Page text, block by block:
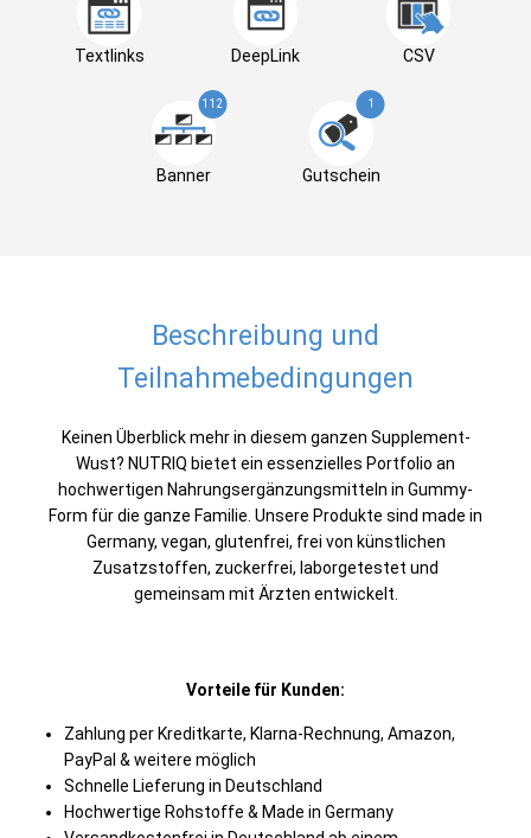
Textlinks DeepLink CSV
112
Banner
1
Gutschein
Beschreibung und
Teilnahmebedingungen
Keinen Überblick mehr in diesem ganzen Supplement-
Wust? NUTRIQ bietet ein essenzielles Portfolio an
hochwertigen Nahrungsergänzungsmitteln in Gummy-
Form für die ganze Familie. Unsere Produkte sind made in
Germany, vegan, glutenfrei, frei von künstlichen
Zusatzstoffen, zuckerfrei, laborgetestet und
gemeinsam mit Ärzten entwickelt.
Vorteile für Kunden:
Zahlung per Kreditkarte, Klarna-Rechnung, Amazon,
PayPal & weitere möglich
Schnelle Lieferung in Deutschland
Hochwertige Rohstoffe & Made in Germany